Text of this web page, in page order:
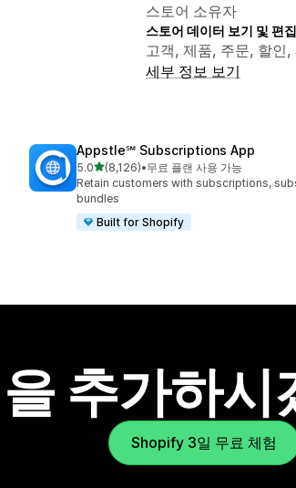
스토어 소유자
스토어 데이터 보기 및 편
고객, 제품, 주문, 할인
세부 정보 보기
Appstle℠ Subscriptions App
5.0별 5개 중
(8,126)
총 리뷰 8126개
•무료 플랜 사용 가능
Retain customers with subscriptions,
bundles
Built for Shopify
추가하시
Shopify 3일 무료 체험